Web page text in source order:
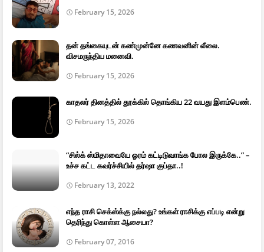
February 15, 2026
தன் தங்கையுடன் கண்முன்னே கணவனின் லீலை.
விசமருந்திய மனைவி.
February 15, 2026
காதலர் தினத்தில் தூக்கில் தொங்கிய 22 வயது இளம்பெண்.
February 15, 2026
“சில்க் ஸ்மிதாவையே ஓரம் கட்டிடுவாங்க போல இருக்கே..” –
உச்ச கட்ட கவர்ச்சியில் தர்ஷா குப்தா..!
February 13, 2022
எந்த ராசி செக்ஸ்க்கு நல்லது? உங்கள் ராசிக்கு எப்படி என்று
தெரிந்து கொள்ள ஆசையா?
February 07, 2016